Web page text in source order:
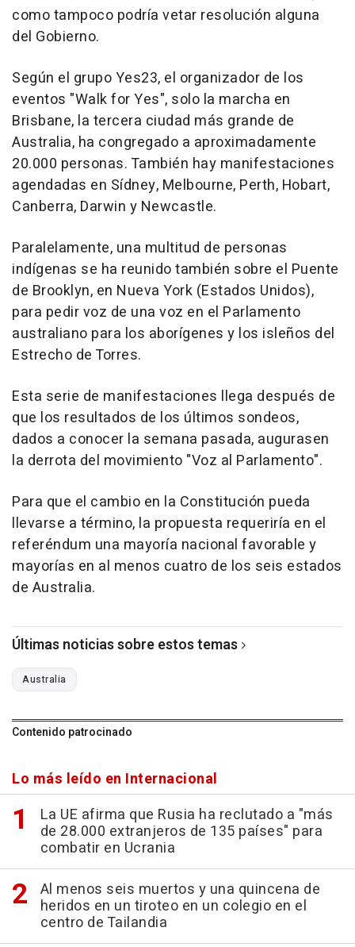
como tampoco podría vetar resolución alguna
del Gobierno.
Según el grupo Yes23, el organizador de los
eventos "Walk for Yes", solo la marcha en
Brisbane, la tercera ciudad más grande de
Australia, ha congregado a aproximadamente
20.000 personas. También hay manifestaciones
agendadas en Sídney, Melbourne, Perth, Hobart,
Canberra, Darwin y Newcastle.
Paralelamente, una multitud de personas
indígenas se ha reunido también sobre el Puente
de Brooklyn, en Nueva York (Estados Unidos),
para pedir voz de una voz en el Parlamento
australiano para los aborígenes y los isleños del
Estrecho de Torres.
Esta serie de manifestaciones llega después de
que los resultados de los últimos sondeos,
dados a conocer la semana pasada, augurasen
la derrota del movimiento "Voz al Parlamento".
Para que el cambio en la Constitución pueda
llevarse a término, la propuesta requeriría en el
referéndum una mayoría nacional favorable y
mayorías en al menos cuatro de los seis estados
de Australia.
Últimas noticias sobre estos temas
Australia
Contenido patrocinado
Lo más leído en Internacional
La UE afirma que Rusia ha reclutado a "más
de 28.000 extranjeros de 135 países" para
combatir en Ucrania
Al menos seis muertos y una quincena de
heridos en un tiroteo en un colegio en el
centro de Tailandia